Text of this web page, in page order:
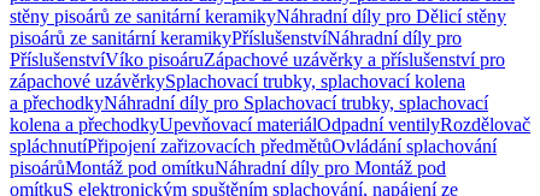
stěny pisoárů ze sanitární keramikyNáhradní díly pro Dělicí stěny
pisoárů ze sanitární keramikyPříslušenstvíNáhradní díly pro
PříslušenstvíVíko pisoáruZápachové uzávěrky a příslušenství pro
zápachové uzávěrkySplachovací trubky, splachovací kolena
a přechodkyNáhradní díly pro Splachovací trubky, splachovací
kolena a přechodkyUpevňovací materiálOdpadní ventilyRozdělovač
spláchnutíPřipojení zařizovacích předmětůOvládání splachování
pisoárůMontáž pod omítkuNáhradní díly pro Montáž pod
omítkuS elektronickým spuštěním splachování, napájení ze